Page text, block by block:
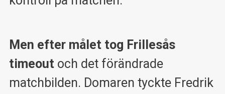
Men efter målet tog Frillesås
timeoutoch det förändrade
matchbilden. Domaren tyckte Fredrik